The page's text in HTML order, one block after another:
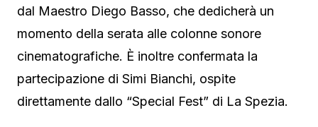
dal Maestro Diego Basso, che dedicherà un
momento della serata alle colonne sonore
cinematografiche. È inoltre confermata la
partecipazione di Simi Bianchi, ospite
direttamente dallo “Special Fest” di La Spezia.